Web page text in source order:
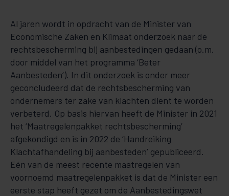
Al jaren wordt in opdracht van de Minister van
Economische Zaken en Klimaat onderzoek naar de
rechtsbescherming bij aanbestedingen gedaan (o.m.
door middel van het programma ‘Beter
Aanbesteden’). In dit onderzoek is onder meer
geconcludeerd dat de rechtsbescherming van
ondernemers ter zake van klachten dient te worden
verbeterd. Op basis hiervan heeft de Minister in 2021
het ‘Maatregelenpakket rechtsbescherming’
afgekondigd en is in 2022 de ‘Handreiking
Klachtafhandeling bij aanbesteden’ gepubliceerd.
Eén van de meest recente maatregelen van
voornoemd maatregelenpakket is dat de Minister een
eerste stap heeft gezet om de Aanbestedingswet